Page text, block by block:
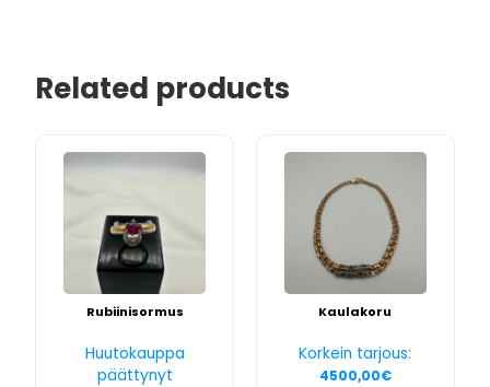
Related products
Rubiinisormus
Huutokauppa
päättynyt
Kaulakoru
Korkein tarjous:
4500,00€